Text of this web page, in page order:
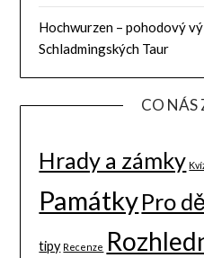
Hochwurzen – pohodový
Schladmingských Taur
CO NÁS
Hrady a zámky
PamátkyPro
tipy Recenze